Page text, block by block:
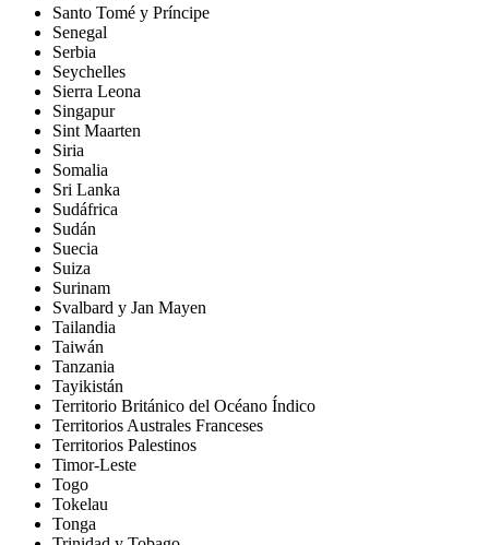
Santo Tomé y Príncipe
Senegal
Serbia
Seychelles
Sierra Leona
Singapur
Sint Maarten
Siria
Somalia
Sri Lanka
Sudáfrica
Sudán
Suecia
Suiza
Surinam
Svalbard y Jan Mayen
Tailandia
Taiwán
Tanzania
Tayikistán
Territorio Británico del Océano Índico
Territorios Australes Franceses
Territorios Palestinos
Timor-Leste
Togo
Tokelau
Tonga